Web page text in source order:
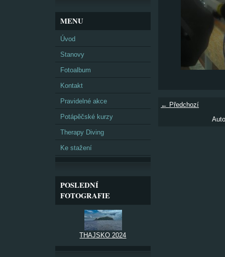
MENU
Úvod
Stanovy
Fotoalbum
Kontakt
Pravidelné akce
Potápěčské kurzy
Therapy Diving
Ke stažení
POSLEDNÍ
FOTOGRAFIE
THAJSKO 2024
← Předchozí